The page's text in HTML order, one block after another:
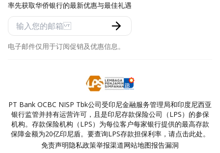
率先获取华侨银行的最新优惠与最佳礼遇
电子邮件仅用于订阅促销及优惠信息。
PT Bank OCBC NISP Tbk公司受印尼金融服务管理局和印度尼西亚
银行监管并持有运营许可，且是印尼存款保险公司（LPS）的参保
机构。存款保险机构（LPS）为每位客户每家银行提供的最高存款
保障金额为20亿印尼盾。要查询LPS存款担保利率，请点击此处。
免责声明隐私政策举报渠道网站地图报告漏洞